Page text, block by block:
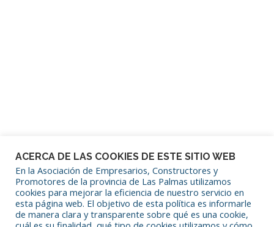
SÍGUENOS EN REDES SOCIALES
ACERCA DE LAS COOKIES DE ESTE SITIO WEB
En la Asociación de Empresarios, Constructores y
Promotores de la provincia de Las Palmas utilizamos
cookies para mejorar la eficiencia de nuestro servicio en
esta página web. El objetivo de esta política es informarle
de manera clara y transparente sobre qué es una cookie,